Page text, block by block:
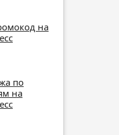
на
по
на